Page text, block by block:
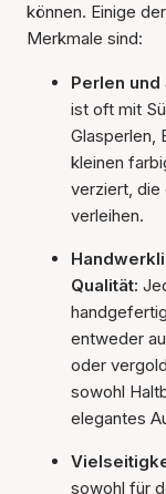
können. Einige
Merkmale sind:
Perlen und
ist oft mit
Glasperlen,
kleinen
verziert, die
verleihen.
Qualität:
entweder
oder
sowohl
elegantes
sowohl für